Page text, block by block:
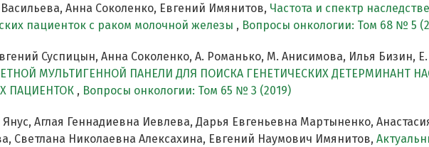
Анна Соколенко, Евгений Имянитов, Частота и спектр
пациенток с раком молочной железы , Вопросы онкологии: Том 68 № 5
Суспицын, Анна Соколенко, А. Романько, М. Анисимова, Илья Бизин,
МУЛЬТИГЕННОЙ ПАНЕЛИ ДЛЯ ПОИСКА ГЕНЕТИЧЕСКИХ ДЕТЕРМИНАНТ
ПАЦИЕНТОК , Вопросы онкологии: Том 65 № 3 (2019)
Аглая Геннадиевна Иевлева, Дарья Евгеньевна Мартыненко,
Светлана Николаевна Алексахина, Евгений Наумович Имянитов,